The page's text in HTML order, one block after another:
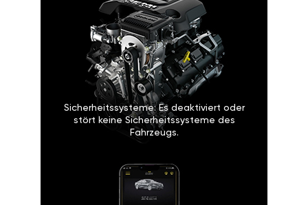
Sicherheitssysteme: Es deaktiviert oder
stört keine Sicherheitssysteme des
Fahrzeugs.